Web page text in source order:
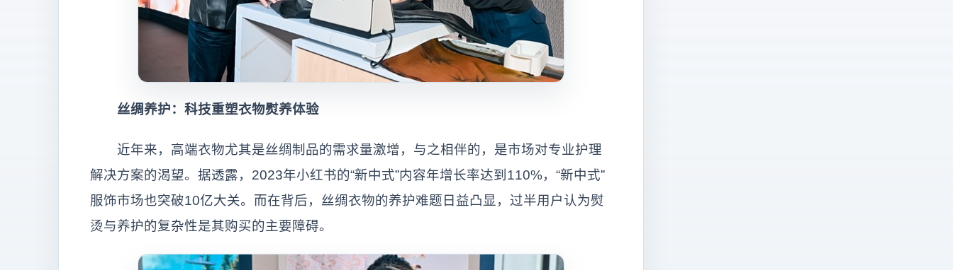
丝绸养护：科技重塑衣物熨养体验
近年来，高端衣物尤其是丝绸制品的需求量激增，与之相伴的，是市场对专业护理
解决方案的渴望。据透露，2023年小红书的“新中式”内容年增长率达到110%，“新中式”
服饰市场也突破10亿大关。而在背后，丝绸衣物的养护难题日益凸显，过半用户认为熨
烫与养护的复杂性是其购买的主要障碍。